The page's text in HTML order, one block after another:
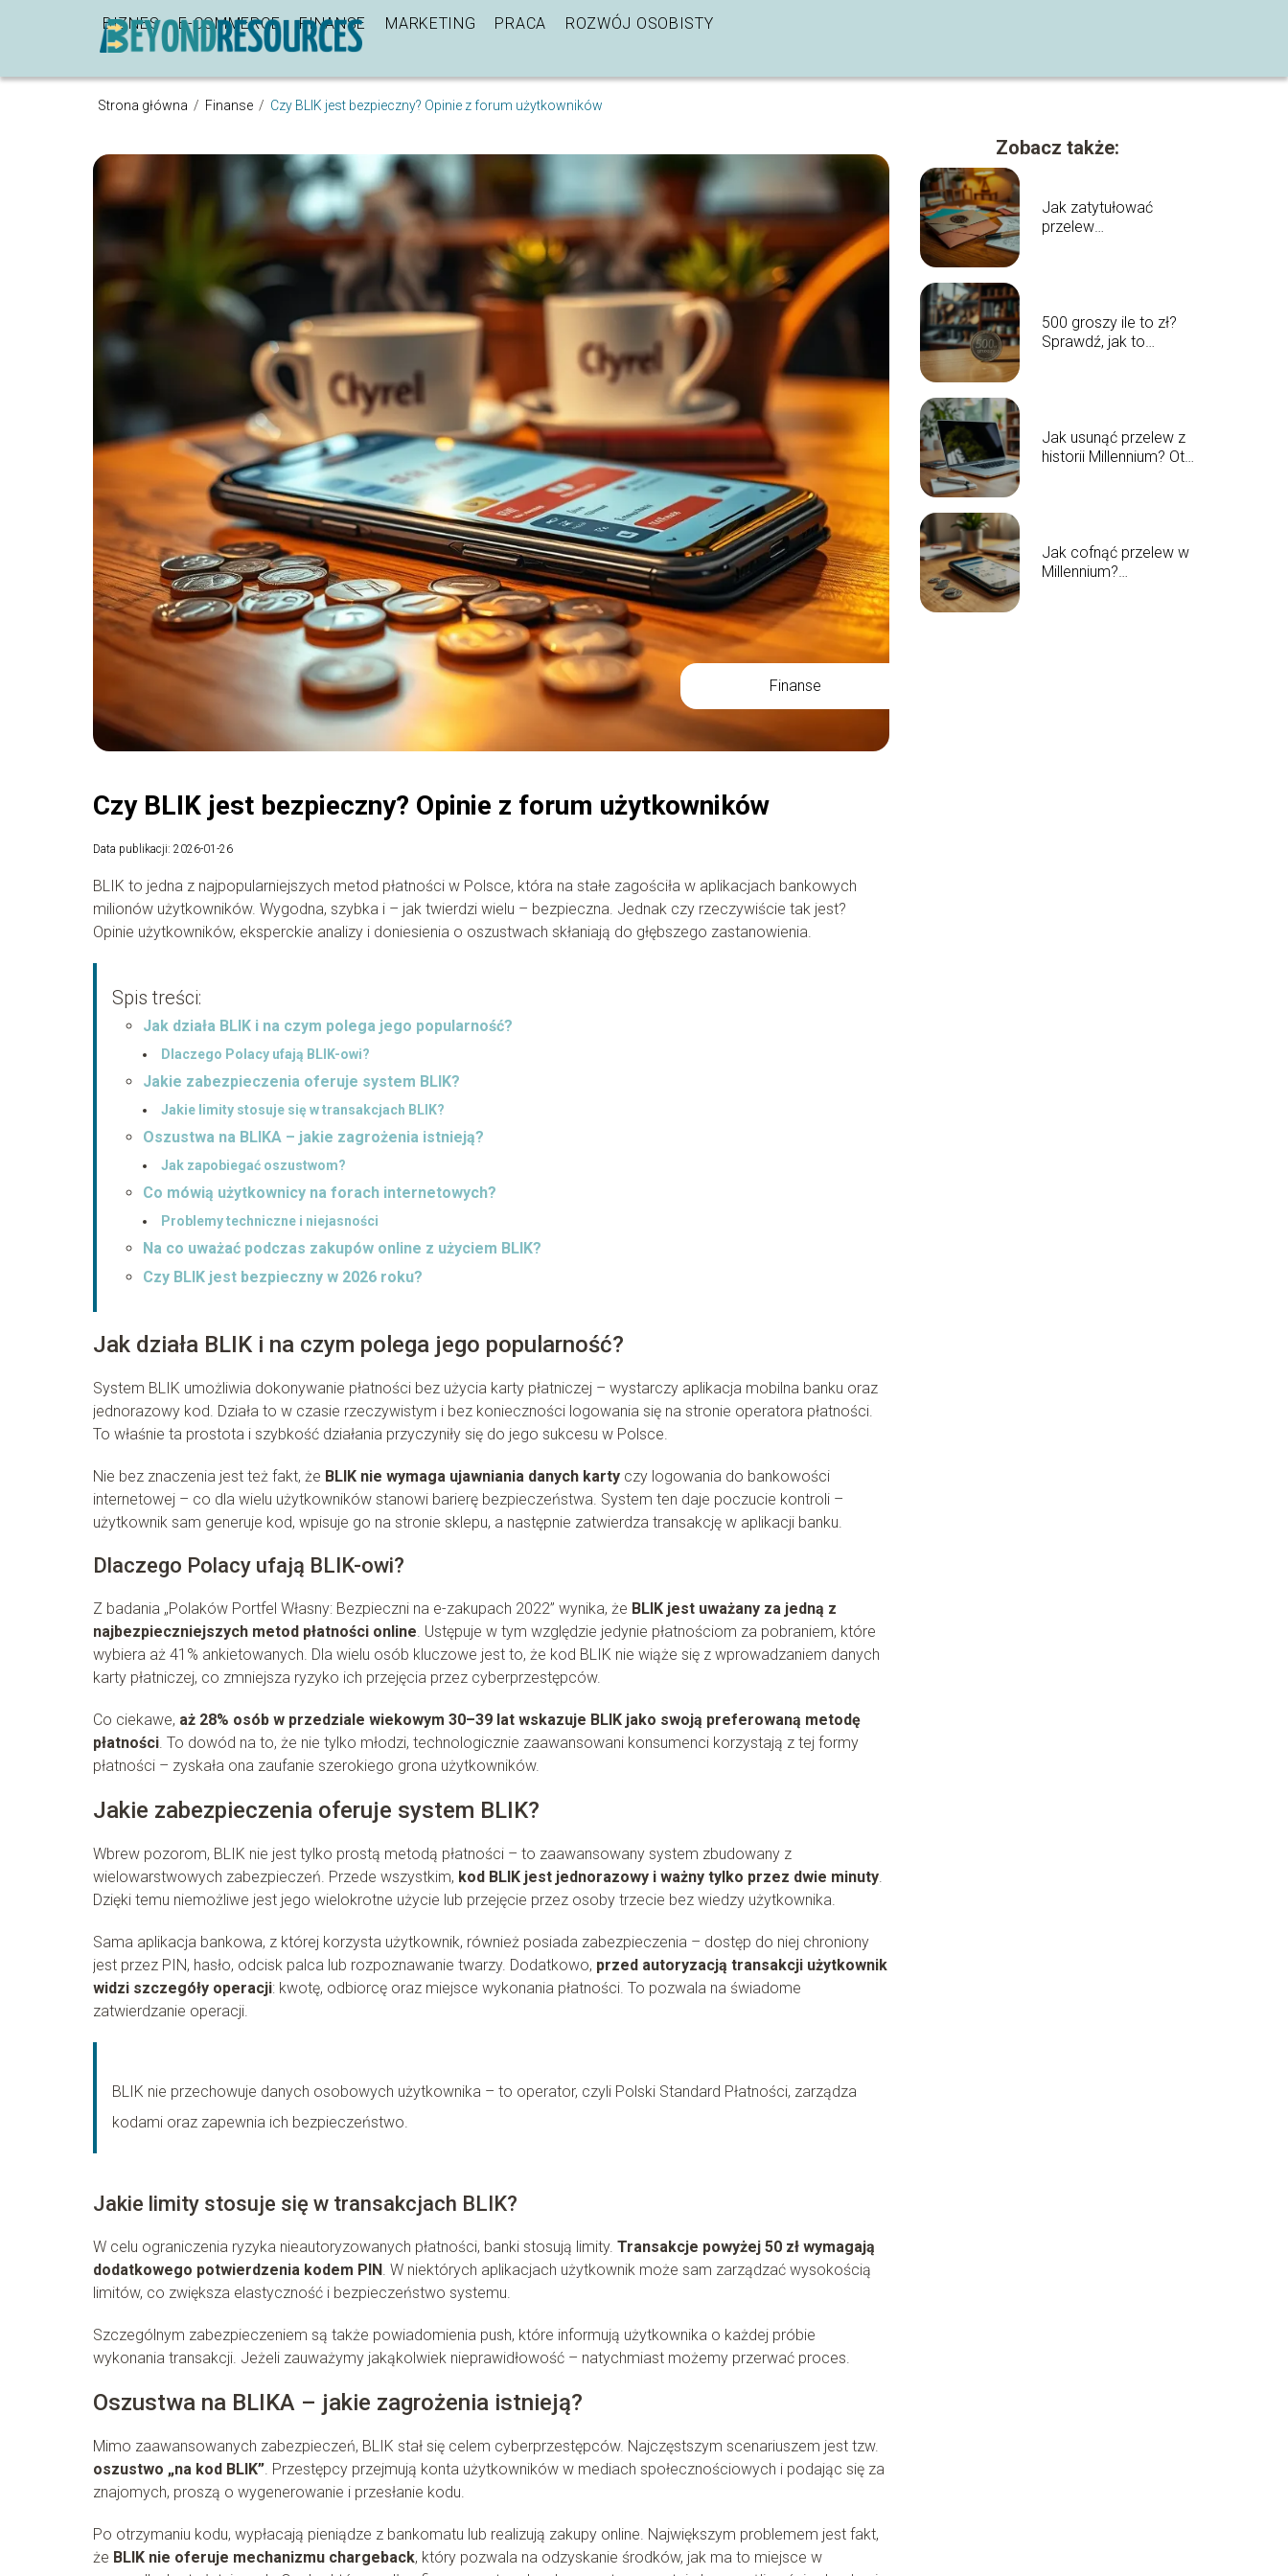
BIZNES E-COMMERCE FINANSE MARKETING PRACA ROZWÓJ OSOBISTY
Strona główna / Finanse / Czy BLIK jest bezpieczny? Opinie z forum użytkowników
Finanse
Czy BLIK jest bezpieczny? Opinie z forum użytkowników
Data publikacji: 2026-01-26
BLIK to jedna z najpopularniejszych metod płatności w Polsce, która na stałe zagościła w aplikacjach bankowych
milionów użytkowników. Wygodna, szybka i – jak twierdzi wielu – bezpieczna. Jednak czy rzeczywiście tak jest?
Opinie użytkowników, eksperckie analizy i doniesienia o oszustwach skłaniają do głębszego zastanowienia.
Spis treści:
Jak działa BLIK i na czym polega jego popularność?
Dlaczego Polacy ufają BLIK-owi?
Jakie zabezpieczenia oferuje system BLIK?
Jakie limity stosuje się w transakcjach BLIK?
Oszustwa na BLIKA – jakie zagrożenia istnieją?
Jak zapobiegać oszustwom?
Co mówią użytkownicy na forach internetowych?
Problemy techniczne i niejasności
Na co uważać podczas zakupów online z użyciem BLIK?
Czy BLIK jest bezpieczny w 2026 roku?
Jak działa BLIK i na czym polega jego popularność?
System BLIK umożliwia dokonywanie płatności bez użycia karty płatniczej – wystarczy aplikacja mobilna banku oraz
jednorazowy kod. Działa to w czasie rzeczywistym i bez konieczności logowania się na stronie operatora płatności.
To właśnie ta prostota i szybkość działania przyczyniły się do jego sukcesu w Polsce.
Nie bez znaczenia jest też fakt, że BLIK nie wymaga ujawniania danych karty czy logowania do bankowości
internetowej – co dla wielu użytkowników stanowi barierę bezpieczeństwa. System ten daje poczucie kontroli –
użytkownik sam generuje kod, wpisuje go na stronie sklepu, a następnie zatwierdza transakcję w aplikacji banku.
Dlaczego Polacy ufają BLIK-owi?
Z badania „Polaków Portfel Własny: Bezpieczni na e-zakupach 2022” wynika, że BLIK jest uważany za jedną z
najbezpieczniejszych metod płatności online. Ustępuje w tym względzie jedynie płatnościom za pobraniem, które
wybiera aż 41% ankietowanych. Dla wielu osób kluczowe jest to, że kod BLIK nie wiąże się z wprowadzaniem danych
karty płatniczej, co zmniejsza ryzyko ich przejęcia przez cyberprzestępców.
Co ciekawe, aż 28% osób w przedziale wiekowym 30–39 lat wskazuje BLIK jako swoją preferowaną metodę
płatności. To dowód na to, że nie tylko młodzi, technologicznie zaawansowani konsumenci korzystają z tej formy
płatności – zyskała ona zaufanie szerokiego grona użytkowników.
Jakie zabezpieczenia oferuje system BLIK?
Wbrew pozorom, BLIK nie jest tylko prostą metodą płatności – to zaawansowany system zbudowany z
wielowarstwowych zabezpieczeń. Przede wszystkim, kod BLIK jest jednorazowy i ważny tylko przez dwie minuty.
Dzięki temu niemożliwe jest jego wielokrotne użycie lub przejęcie przez osoby trzecie bez wiedzy użytkownika.
Sama aplikacja bankowa, z której korzysta użytkownik, również posiada zabezpieczenia – dostęp do niej chroniony
jest przez PIN, hasło, odcisk palca lub rozpoznawanie twarzy. Dodatkowo, przed autoryzacją transakcji użytkownik
widzi szczegóły operacji: kwotę, odbiorcę oraz miejsce wykonania płatności. To pozwala na świadome
zatwierdzanie operacji.
BLIK nie przechowuje danych osobowych użytkownika – to operator, czyli Polski Standard Płatności, zarządza
kodami oraz zapewnia ich bezpieczeństwo.
Jakie limity stosuje się w transakcjach BLIK?
W celu ograniczenia ryzyka nieautoryzowanych płatności, banki stosują limity. Transakcje powyżej 50 zł wymagają
dodatkowego potwierdzenia kodem PIN. W niektórych aplikacjach użytkownik może sam zarządzać wysokością
limitów, co zwiększa elastyczność i bezpieczeństwo systemu.
Szczególnym zabezpieczeniem są także powiadomienia push, które informują użytkownika o każdej próbie
wykonania transakcji. Jeżeli zauważymy jakąkolwiek nieprawidłowość – natychmiast możemy przerwać proces.
Oszustwa na BLIKA – jakie zagrożenia istnieją?
Mimo zaawansowanych zabezpieczeń, BLIK stał się celem cyberprzestępców. Najczęstszym scenariuszem jest tzw.
oszustwo „na kod BLIK”. Przestępcy przejmują konta użytkowników w mediach społecznościowych i podając się za
znajomych, proszą o wygenerowanie i przesłanie kodu.
Po otrzymaniu kodu, wypłacają pieniądze z bankomatu lub realizują zakupy online. Największym problemem jest fakt,
że BLIK nie oferuje mechanizmu chargeback, który pozwala na odzyskanie środków, jak ma to miejsce w
Zobacz także:
Jak zatytułować
przelew
500 groszy ile to zł?
Sprawdź, jak to
Jak usunąć przelew z
historii Millennium? Oto
Jak cofnąć przelew w
Millennium?